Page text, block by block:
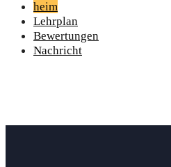
heim
Lehrplan
Bewertungen
Nachricht